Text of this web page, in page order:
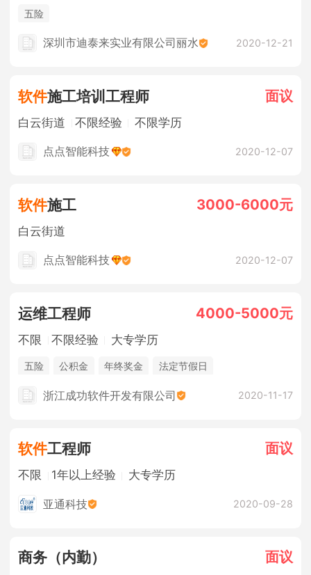
五险
深圳市迪泰来实业有限公司丽水 2020-12-21
软件施工培训工程师 面议
白云街道 不限经验 不限学历
点点智能科技 2020-12-07
软件施工 3000-6000元
白云街道
点点智能科技 2020-12-07
运维工程师 4000-5000元
不限 不限经验 大专学历
五险 公积金 年终奖金 法定节假日
浙江成功软件开发有限公司 2020-11-17
软件工程师 面议
不限 1年以上经验 大专学历
亚通科技 2020-09-28
商务（内勤） 面议